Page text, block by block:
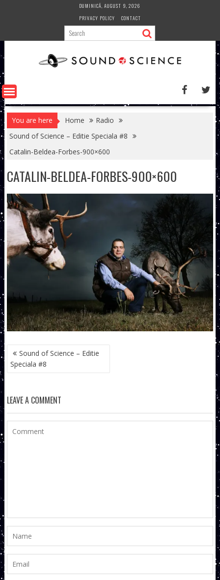
DUMINICĂ, AUGUST 9, 2026
PRIVACY POLICY
CONTACT
You are here Home
Radio
Sound of Science – Editie Speciala #8
Catalin-Beldea-Forbes-900×600
CATALIN-BELDEA-FORBES-900×600
NAVIGARE
ÎN
ARTICOLE
Sound of Science – Editie
Speciala #8
LEAVE A COMMENT